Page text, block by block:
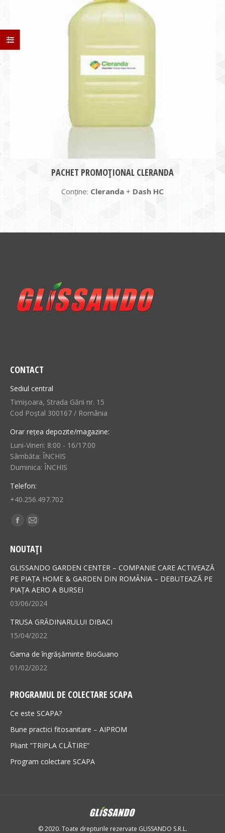
PACHET PROMOȚIONAL CLERANDA
Conține: Cleranda + Dash HC
CONTACT
Sediul central
Timișoara, Strada Gării nr. 15
Cod Poștal 300167 / România
Orar rețea depozite/magazine:
Luni-Vineri: 8:00 - 16/17:00
Sâmbăta: ÎNCHIS
Duminica: ÎNCHIS
Telefon:
+40.256.497.702
Find us on:
Facebook
opens
in
new
window
Mail
opens
in
new
window
NOUTAȚI
GLISSANDO GARDEN CENTER – COMPANIE CARE ACTIVEAZĂ
PE PIAȚA HOME & GARDEN DIN ROMÂNIA – DEBUTEAZĂ PE
PIAȚA AERO A BURSEI
03/06/2024
TRUSA GRĂDINARULUI DIBACI
15/04/2022
Gama de îngrășăminte BioGuano
01/02/2022
PROGRAMUL DE COLECTARE SCAPA
Ce este SCAPA?
Bune practici fitosanitare – AIPROM
Pliant ”TRIPLA CLĂTIRE”
Program colectare SCAPA
© 2020. Toate drepturile rezervate GLISSANDO S.R.L.